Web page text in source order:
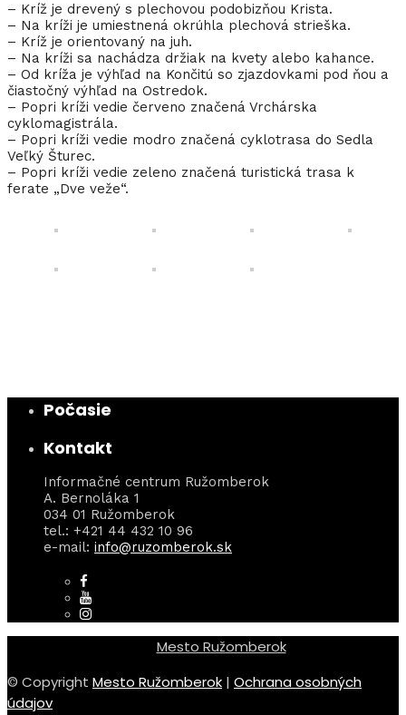
– Kríž je drevený s plechovou podobizňou Krista.
– Na kríži je umiestnená okrúhla plechová strieška.
– Kríž je orientovaný na juh.
– Na kríži sa nachádza držiak na kvety alebo kahance.
– Od kríža je výhľad na Končitú so zjazdovkami pod ňou a
čiastočný výhľad na Ostredok.
– Popri kríži vedie červeno značená Vrchárska
cyklomagistrála.
– Popri kríži vedie modro značená cyklotrasa do Sedla
Veľký Šturec.
– Popri kríži vedie zeleno značená turistická trasa k
ferate „Dve veže“.
Počasie
Kontakt
Informačné centrum Ružomberok
A. Bernoláka 1
034 01 Ružomberok
tel.: +421 44 432 10 96
e-mail: info@ruzomberok.sk
Mesto Ružomberok
© Copyright Mesto Ružomberok | Ochrana osobných
údajov